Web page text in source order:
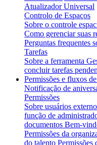
Atualizador Universal
Controlo de Espaços
Sobre o controle
Como gerenciar suas
Perguntas frequentes
Tarefas
Sobre a ferramenta
concluir tarefas
Permissões e fluxos
Notificação de
Permissões
Sobre usuários
função de
documentos Bem-
Permissões da
do talento Permissões